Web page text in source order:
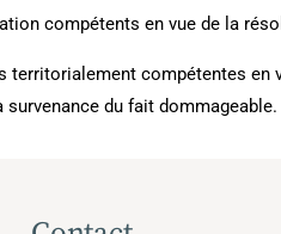
compétents en vue de la
compétentes en
du fait dommageable.